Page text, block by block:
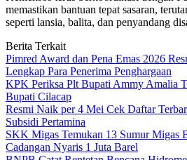
memastikan bantuan tepat sasaran,
seperti lansia, balita, dan penyandang
Berita Terkait
Pimred Award dan Pena Emas 2026
Lengkap Para Penerima Penghargaan
KPK Periksa Plt Bupati Ammy Amalia
Bupati Cilacap
Resmi Naik per 4 Mei Cek Daftar
Subsidi Pertamina
SKK Migas Temukan 13 Sumur Migas
Cadangan Nyaris 1 Juta Barel